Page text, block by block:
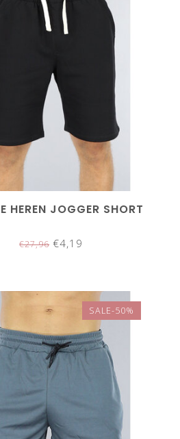
HEREN JOGGER SHORT
€27,96€4,19
SALE-50%